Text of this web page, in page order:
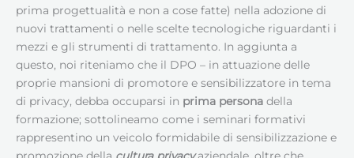
prima progettualità e non a cose fatte) nella adozione di
nuovi trattamenti o nelle scelte tecnologiche riguardanti i
mezzi e gli strumenti di trattamento. In aggiunta a
questo, noi riteniamo che il DPO – in attuazione delle
proprie mansioni di promotore e sensibilizzatore in tema
di privacy, debba occuparsi in prima persona della
formazione; sottolineamo come i seminari formativi
rappresentino un veicolo formidabile di sensibilizzazione e
promozione della cultura privacyaziendale, oltre che